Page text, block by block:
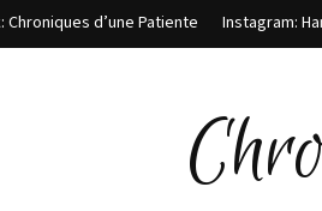
Chroniques d’une Patiente Instagram: